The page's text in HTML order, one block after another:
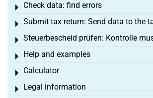
Check data: find errors
Toggle menu
Submit tax return: Send data to the
Toggle menu
Steuerbescheid prüfen: Kontrolle
Toggle menu
Help and examples
Toggle menu
Calculator
Toggle menu
Legal information
Toggle menu